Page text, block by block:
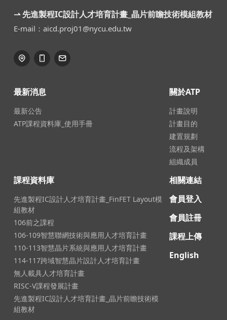
⇀ 先進製程IC設計人才培育計畫_晶片前瞻技術模組教材
E-mail：aicd.proj01@nycu.edu.tw
最新消息
最新公告
ATP課程資料庫_使用手冊
關於ATP
計畫說明
計畫目的
建置規劃
流程及架構
組織成員
課程資料庫
先進製程IC設計人才培育計畫_FinFET Layout模
組教材
106前之課程
106-109智慧聯網技術與應用人才培育計畫
110-113智慧晶片系統與應用人才培育計畫
114-117跨域智慧晶片設計人才培育計畫
無人載具人才培育計畫
RISC-V課程發展計畫
先進製程IC設計人才培育計畫_晶片前瞻技術模
組教材
相關連結
會員登入
會員註冊
課程上傳
English